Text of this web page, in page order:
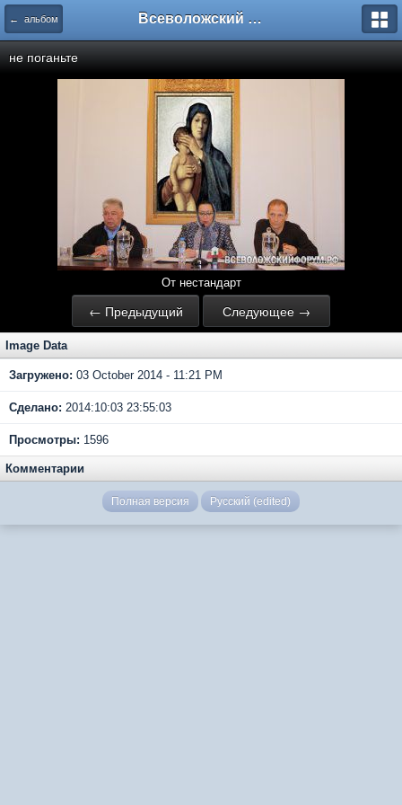
← альбом Всеволожский форум
не поганьте
От нестандарт
← Предыдущий Следующее →
Image Data
Загружено: 03 October 2014 - 11:21 PM
Сделано: 2014:10:03 23:55:03
Просмотры: 1596
Комментарии
Полная версия Русский (edited)